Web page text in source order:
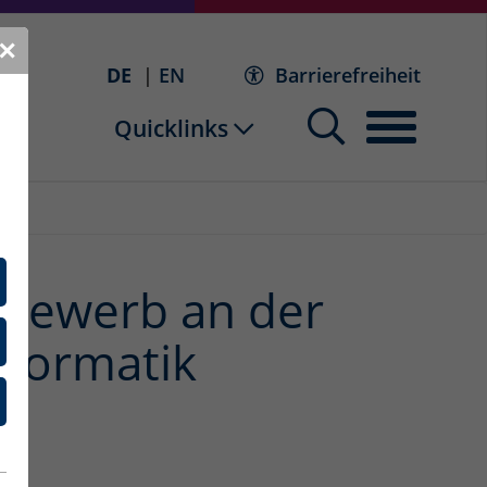
DE EN Barrierefreiheit
Quicklinks
an der